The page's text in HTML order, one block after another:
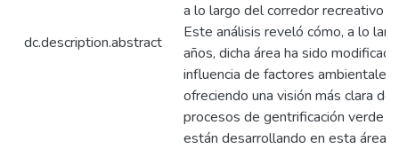
dc.description.abstract
a lo largo del corredor recreativo
Este análisis reveló cómo, a lo
años, dicha área ha sido
influencia de factores ambientales,
ofreciendo una visión más clara de
procesos de gentrificación verde
están desarrollando en esta área.